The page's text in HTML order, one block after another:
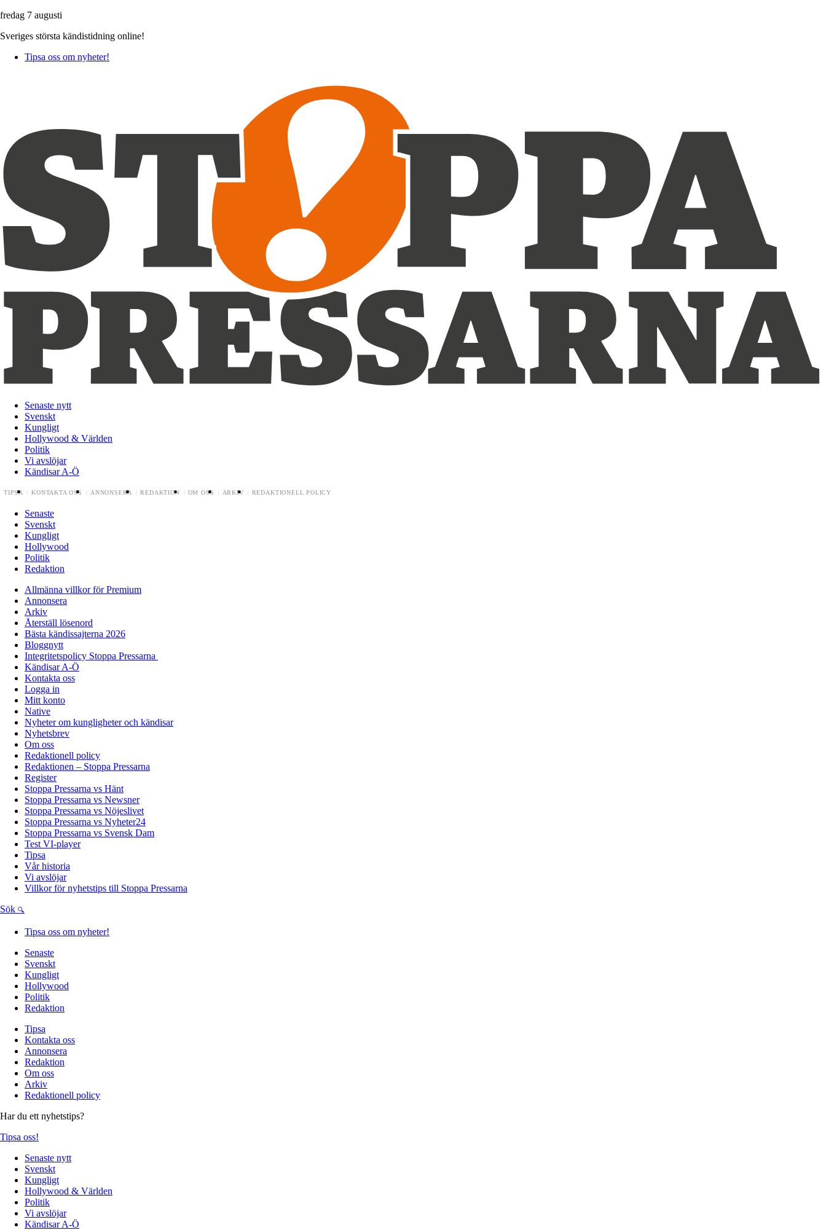
fredag 7 augusti
Sveriges största kändistidning online!
Tipsa oss om nyheter!
Senaste nytt
Svenskt
Kungligt
Hollywood & Världen
Politik
Vi avslöjar
Kändisar A-Ö
TIPSA KONTAKTA OSS ANNONSERA REDAKTION OM OSS ARKIV REDAKTIONELL POLICY
Senaste
Svenskt
Kungligt
Hollywood
Politik
Redaktion
Allmänna villkor för Premium
Annonsera
Arkiv
Återställ lösenord
Bästa kändissajterna 2026
Bloggnytt
Integritetspolicy Stoppa Pressarna
Kändisar A-Ö
Kontakta oss
Logga in
Mitt konto
Native
Nyheter om kungligheter och kändisar
Nyhetsbrev
Om oss
Redaktionell policy
Redaktionen – Stoppa Pressarna
Register
Stoppa Pressarna vs Hänt
Stoppa Pressarna vs Newsner
Stoppa Pressarna vs Nöjeslivet
Stoppa Pressarna vs Nyheter24
Stoppa Pressarna vs Svensk Dam
Test VI-player
Tipsa
Vår historia
Vi avslöjar
Villkor för nyhetstips till Stoppa Pressarna
Sök
Tipsa oss om nyheter!
Senaste
Svenskt
Kungligt
Hollywood
Politik
Redaktion
Tipsa
Kontakta oss
Annonsera
Redaktion
Om oss
Arkiv
Redaktionell policy
Har du ett nyhetstips?
Tipsa oss!
Senaste nytt
Svenskt
Kungligt
Hollywood & Världen
Politik
Vi avslöjar
Kändisar A-Ö